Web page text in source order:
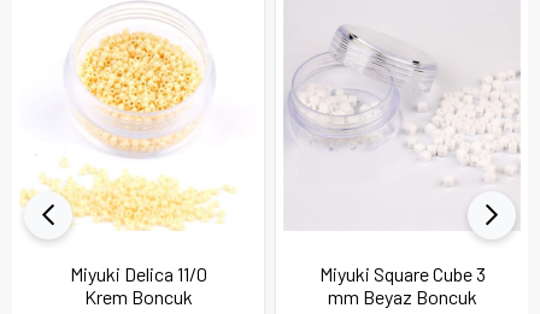
Miyuki Delica 11/0
Krem Boncuk
Miyuki Square Cube 3
mm Beyaz Boncuk